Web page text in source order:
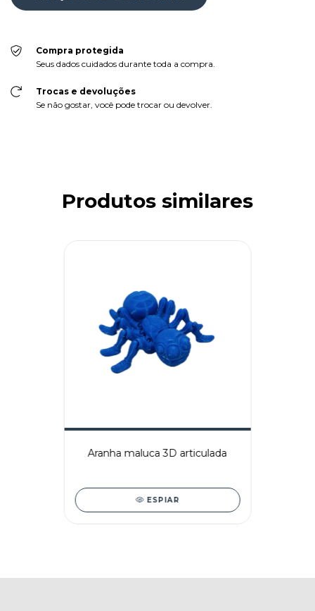
Compra protegida
Seus dados cuidados durante toda a compra.
Trocas e devoluções
Se não gostar, você pode trocar ou devolver.
Produtos similares
Aranha maluca 3D articulada
ESPIAR